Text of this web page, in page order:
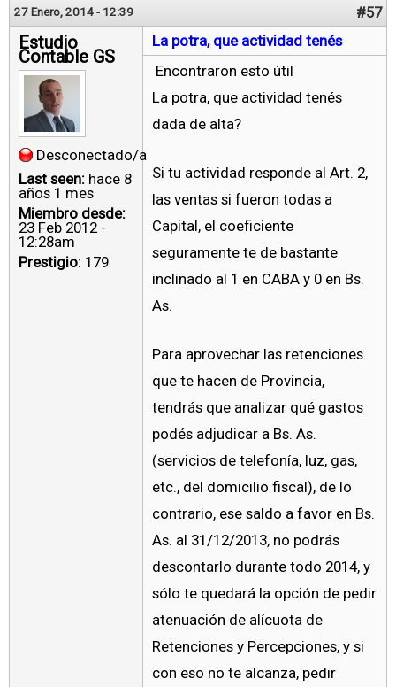
27 Enero, 2014 - 12:39 #57
Estudio
Contable GS
Desconectado/a
Last seen: hace 8
años 1 mes
Miembro desde:
23 Feb 2012 -
12:28am
Prestigio: 179
La potra, que actividad tenés
Encontraron esto útil
La potra, que actividad tenés
dada de alta?
Si tu actividad responde al Art. 2,
las ventas si fueron todas a
Capital, el coeficiente
seguramente te de bastante
inclinado al 1 en CABA y 0 en Bs.
As.
Para aprovechar las retenciones
que te hacen de Provincia,
tendrás que analizar qué gastos
podés adjudicar a Bs. As.
(servicios de telefonía, luz, gas,
etc., del domicilio fiscal), de lo
contrario, ese saldo a favor en Bs.
As. al 31/12/2013, no podrás
descontarlo durante todo 2014, y
sólo te quedará la opción de pedir
atenuación de alícuota de
Retenciones y Percepciones, y si
con eso no te alcanza, pedir